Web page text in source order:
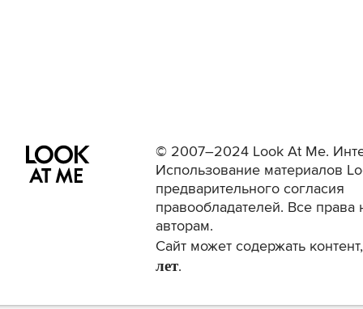
© 2007–2024 Look At Me.
Использование материалов
предварительного согласия
правообладателей. Все права
авторам.
Сайт может содержать
лет.